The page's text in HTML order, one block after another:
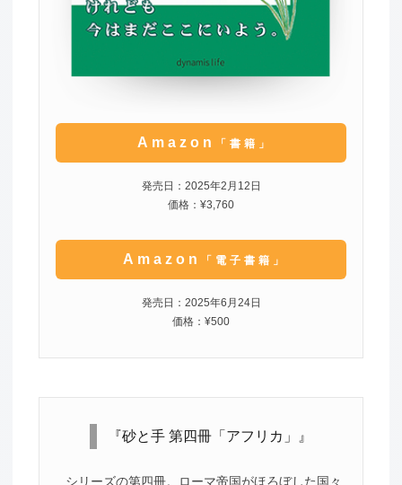
Amazon 「書籍」
発売日：2025年2月12日
価格：¥3,760
Amazon 「電子書籍」
発売日：2025年6月24日
価格：¥500
『砂と手 第四冊「アフリカ」』
シリーズの第四冊。ローマ帝国がほろぼした国々